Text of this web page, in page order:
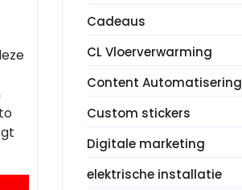
Cadeaus
CL Vloerverwarming
Content Automatisering
Custom stickers
Digitale marketing
elektrische installatie